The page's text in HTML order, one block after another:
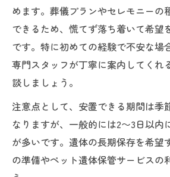
ペット葬儀の前に知る安
ペット葬儀時に役立つ遺
用法
火葬までの準備で必要となるも
ペット火葬のための必要
ペット葬儀の火葬準備で困
ペット葬儀用の遺体搬送
めます。葬儀プランやセレモニーの
できるため、慌てず落ち着いて希望
です。特に初めての経験で不安な場
専門スタッフが丁寧に案内してくれ
談しましょう。
注意点として、安置できる期間は季
なりますが、一般的には2〜3日以内
が多いです。遺体の長期保存を希望
の準備やペット遺体保管サービスの